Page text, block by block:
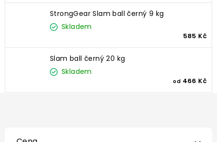
StrongGear Slam ball černý 9 kg
Skladem
585 Kč
Slam ball černý 20 kg
Skladem
od 466 Kč